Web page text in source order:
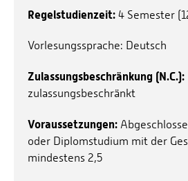
Technikum für optische
Regelstudienzeit: 4 Semester
Vorlesungssprache: Deutsch
Zulassungsbeschränkung (N.C.):
zulassungsbeschränkt
Voraussetzungen:
oder Diplomstudium mit der
mindestens 2,5